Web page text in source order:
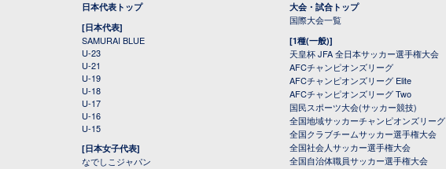
日本代表トップ
[日本代表]
SAMURAI BLUE
U-23
U-21
U-19
U-18
U-17
U-16
U-15
[日本女子代表]
なでしこジャパン
大会・試合トップ
国際大会一覧
[1種(一般)]
天皇杯 JFA 全日本サッカー選手権大会
AFCチャンピオンズリーグ
AFCチャンピオンズリーグ Elite
AFCチャンピオンズリーグ Two
国民スポーツ大会(サッカー競技)
全国地域サッカーチャンピオンズリーグ
全国クラブチームサッカー選手権大会
全国社会人サッカー選手権大会
全国自治体職員サッカー選手権大会